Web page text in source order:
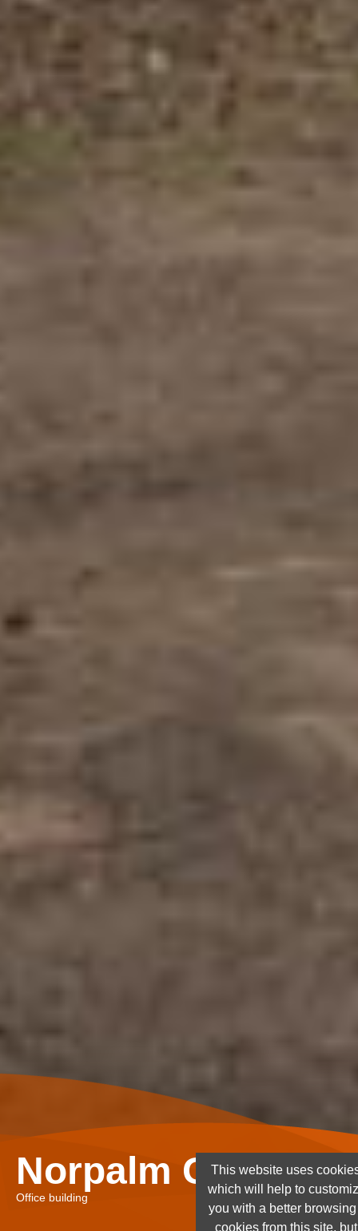
Norpalm Ghana
Office building
This website uses
which will help to
you with a better
cookies from this site,